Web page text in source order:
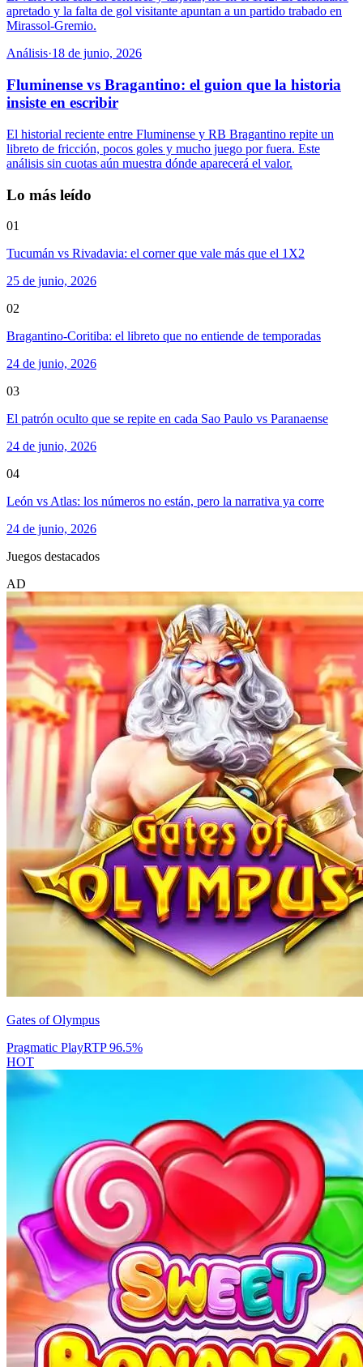
apretado y la falta de gol visitante apuntan a un partido trabado en
Mirassol-Gremio.
Análisis·18 de junio, 2026
Fluminense vs Bragantino: el guion que la historia
insiste en escribir
El historial reciente entre Fluminense y RB Bragantino repite un
libreto de fricción, pocos goles y mucho juego por fuera. Este
análisis sin cuotas aún muestra dónde aparecerá el valor.
Lo más leído
01
Tucumán vs Rivadavia: el corner que vale más que el 1X2
25 de junio, 2026
02
Bragantino-Coritiba: el libreto que no entiende de temporadas
24 de junio, 2026
03
El patrón oculto que se repite en cada Sao Paulo vs Paranaense
24 de junio, 2026
04
León vs Atlas: los números no están, pero la narrativa ya corre
24 de junio, 2026
Juegos destacados
AD
Gates of Olympus
Pragmatic PlayRTP96.5%
HOT